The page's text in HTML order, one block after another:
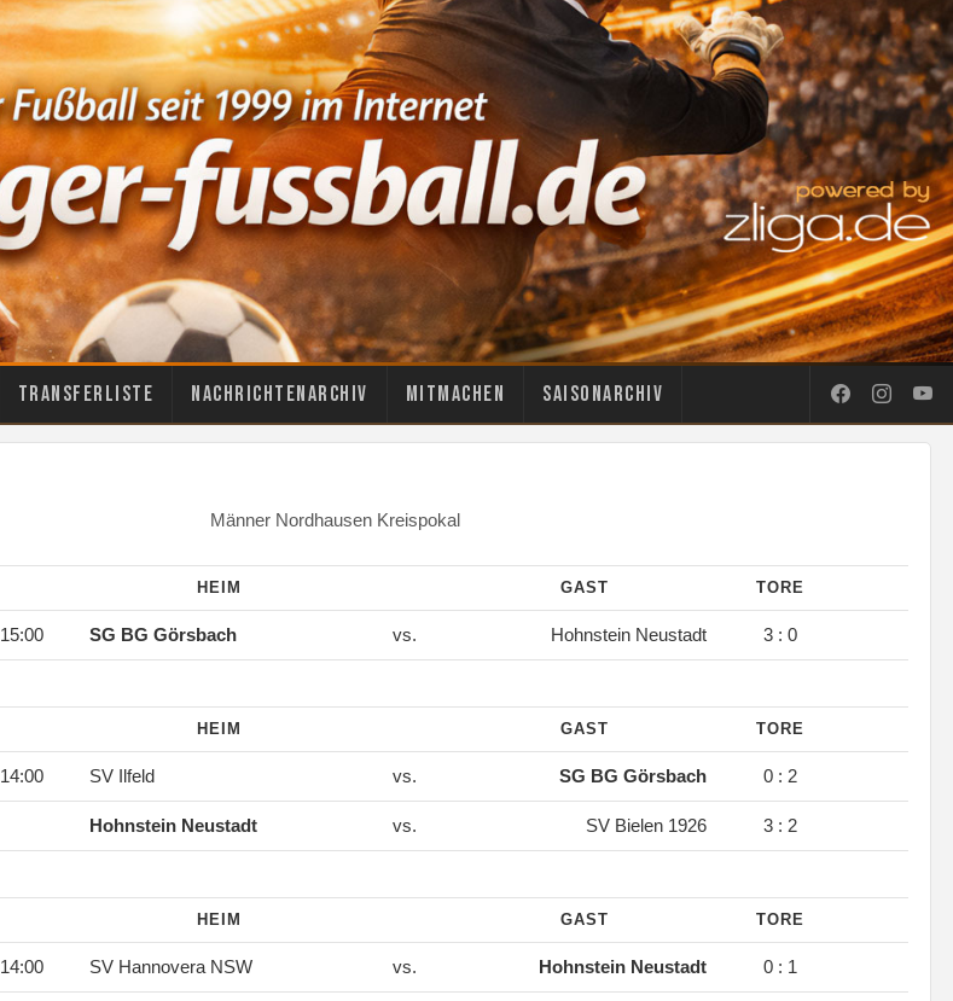
Transferliste Nachrichtenarchiv Mitmachen Saisonarchiv
Männer Nordhausen Kreispokal
HEIM GAST TORE
15:00 SG BG Görsbach vs. Hohnstein Neustadt 3 : 0
HEIM GAST TORE
14:00 SV Ilfeld vs. SG BG Görsbach 0 : 2
Hohnstein Neustadt vs. SV Bielen 1926 3 : 2
HEIM GAST TORE
14:00 SV Hannovera NSW vs. Hohnstein Neustadt 0 : 1